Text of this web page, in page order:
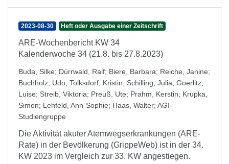
2023-08-30 Heft oder Ausgabe einer Zeitschrift
ARE-Wochenbericht KW 34
Kalenderwoche 34 (21.8. bis 27.8.2023)
Buda, Silke; Dürrwald, Ralf; Biere, Barbara; Reiche, Janine;
Buchholz, Udo; Tolksdorf, Kristin; Schilling, Julia; Goerlitz,
Luise; Streib, Viktoria; Preuß, Ute; Prahm, Kerstin; Krupka,
Simon; Lehfeld, Ann-Sophie; Haas, Walter; AGI-
Studiengruppe
Die Aktivität akuter Atemwegserkrankungen (ARE-
Rate) in der Bevölkerung (GrippeWeb) ist in der 34.
KW 2023 im Vergleich zur 33. KW angestiegen.